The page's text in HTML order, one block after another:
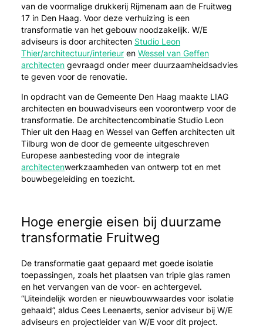
van de voormalige drukkerij Rijmenam aan de Fruitweg
17 in Den Haag. Voor deze verhuizing is een
transformatie van het gebouw noodzakelijk. W/E
adviseurs is door architecten Studio Leon
Thier/architectuur/interieur en Wessel van Geffen
architecten gevraagd onder meer duurzaamheidsadvies
te geven voor de renovatie.
In opdracht van de Gemeente Den Haag maakte LIAG
architecten en bouwadviseurs een voorontwerp voor de
transformatie. De architectencombinatie Studio Leon
Thier uit den Haag en Wessel van Geffen architecten uit
Tilburg won de door de gemeente uitgeschreven
Europese aanbesteding voor de integrale
architectenwerkzaamheden van ontwerp tot en met
bouwbegeleiding en toezicht.
Hoge energie eisen bij duurzame
transformatie Fruitweg
De transformatie gaat gepaard met goede isolatie
toepassingen, zoals het plaatsen van triple glas ramen
en het vervangen van de voor- en achtergevel.
“Uiteindelijk worden er nieuwbouwwaardes voor isolatie
gehaald”, aldus Cees Leenaerts, senior adviseur bij W/E
adviseurs en projectleider van W/E voor dit project.